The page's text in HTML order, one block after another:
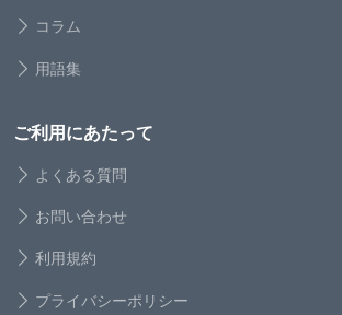
コラム
用語集
ご利用にあたって
よくある質問
お問い合わせ
利用規約
プライバシーポリシー